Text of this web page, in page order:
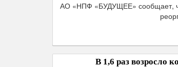
АО «НПФ «БУДУЩЕЕ» сообщает,
В 1,6 раз возросло